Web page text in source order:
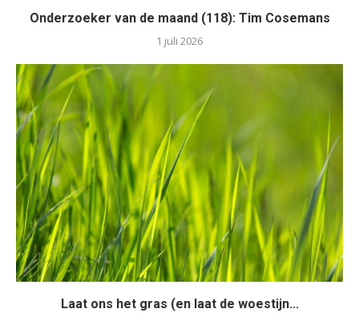
Onderzoeker van de maand (118): Tim Cosemans
1 juli 2026
Laat ons het gras (en laat de woestijn...